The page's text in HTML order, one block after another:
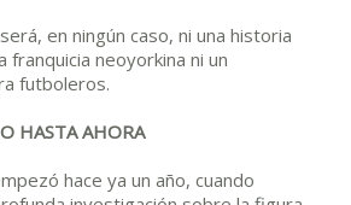
en ningún caso, ni una historia
franquicia neoyorkina ni un
futboleros.
HASTA AHORA
hace ya un año, cuando